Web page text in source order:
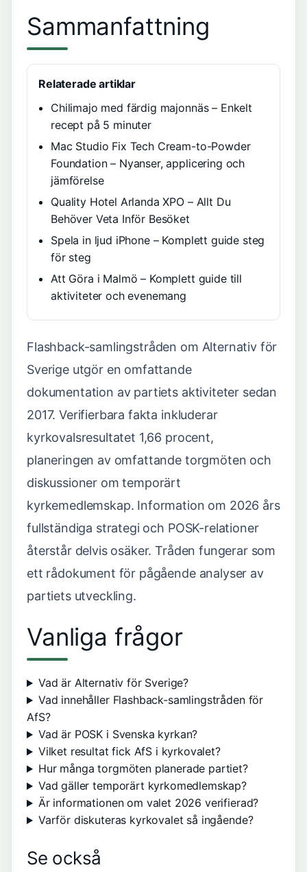
Sammanfattning
Relaterade artiklar
Chilimajo med färdig majonnäs – Enkelt
recept på 5 minuter
Mac Studio Fix Tech Cream-to-Powder
Foundation – Nyanser, applicering och
jämförelse
Quality Hotel Arlanda XPO – Allt Du
Behöver Veta Inför Besöket
Spela in ljud iPhone – Komplett guide steg
för steg
Att Göra i Malmö – Komplett guide till
aktiviteter och evenemang
Flashback-samlingstråden om Alternativ för
Sverige utgör en omfattande
dokumentation av partiets aktiviteter sedan
2017. Verifierbara fakta inkluderar
kyrkovalsresultatet 1,66 procent,
planeringen av omfattande torgmöten och
diskussioner om temporärt
kyrkemedlemskap. Information om 2026 års
fullständiga strategi och POSK-relationer
återstår delvis osäker. Tråden fungerar som
ett rådokument för pågående analyser av
partiets utveckling.
Vanliga frågor
Vad är Alternativ för Sverige?
Vad innehåller Flashback-samlingstråden för
AfS?
Vad är POSK i Svenska kyrkan?
Vilket resultat fick AfS i kyrkovalet?
Hur många torgmöten planerade partiet?
Vad gäller temporärt kyrkomedlemskap?
Är informationen om valet 2026 verifierad?
Varför diskuteras kyrkovalet så ingående?
Se också
Kjell och
Company